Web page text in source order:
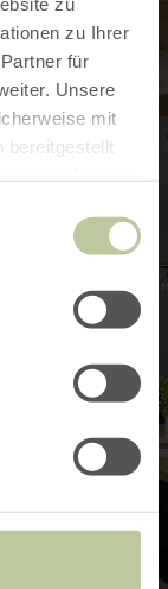
zu Ihrer
für
Unsere
mit
bereitgestellt